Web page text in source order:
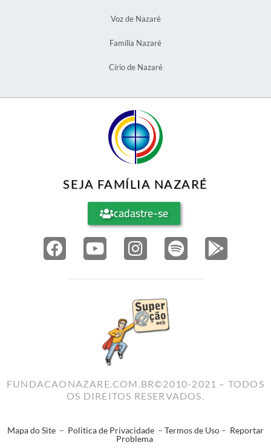
Voz de Nazaré
Família Nazaré
Círio de Nazaré
SEJA FAMÍLIA NAZARÉ
cadastre-se
FUNDACAONAZARE.COM.BR©2010-2021 – TODOS
OS DIREITOS RESERVADOS.
Mapa do Site – Politica de Privacidade – Termos de Uso – Reportar
Problema